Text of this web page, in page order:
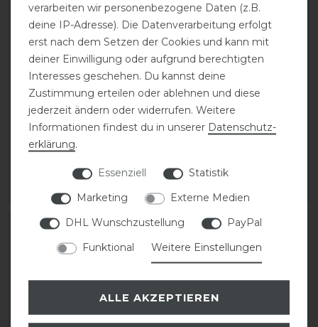
Kentucky Horsewear
Lammfell Gamaschen
184,99 € *
Kentucky Horsewear
Gamaschen Bamboo
1 Paar
verarbeiten wir personenbezogene Daten (z.B.
deine IP-Adresse). Die Datenverarbeitung erfolgt
erst nach dem Setzen der Cookies und kann mit
deiner Einwilligung oder aufgrund berechtigten
Interesses geschehen. Du kannst deine
Zustimmung erteilen oder ablehnen und diese
jederzeit ändern oder widerrufen. Weitere
Informationen findest du in unserer Daten­schutz­
erklärung.
Essenziell
Statistik
Marketing
Externe Medien
DHL Wunschzustellung
PayPal
Funktional
Weitere Einstellungen
ALLE AKZEPTIEREN